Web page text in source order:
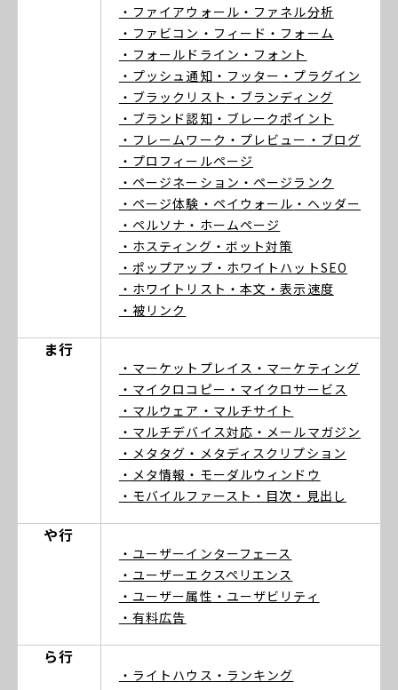
・ファイアウォール ・ファネル分析
・ファビコン ・フィード ・フォーム
・フォールドライン ・フォント
・プッシュ通知 ・フッター ・プラグイン
・ブラックリスト ・ブランディング
・ブランド認知 ・ブレークポイント
・フレームワーク ・プレビュー ・ブログ
・プロフィールページ
・ページネーション ・ページランク
・ページ体験 ・ペイウォール ・ヘッダー
・ペルソナ ・ホームページ
・ホスティング ・ボット対策
・ポップアップ ・ホワイトハットSEO
・ホワイトリスト ・本文 ・表示速度
・被リンク
ま行
・マーケットプレイス ・マーケティング
・マイクロコピー ・マイクロサービス
・マルウェア ・マルチサイト
・マルチデバイス対応 ・メールマガジン
・メタタグ ・メタディスクリプション
・メタ情報 ・モーダルウィンドウ
・モバイルファースト ・目次 ・見出し
や行
・ユーザーインターフェース
・ユーザーエクスペリエンス
・ユーザー属性 ・ユーザビリティ
・有料広告
ら行
・ライトハウス ・ランキング